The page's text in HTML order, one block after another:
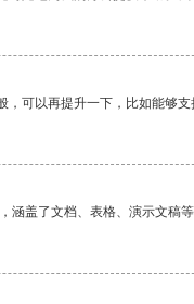
可以再提升一下，比如能够支
涵盖了文档、表格、演示文稿